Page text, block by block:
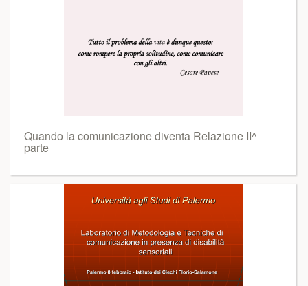
Quando la comunicazione diventa Relazione II^
parte